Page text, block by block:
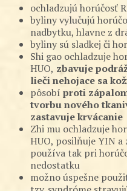
ochladzujú horúčosť
byliny vylučujú
nadbytku, hlavne z
byliny sú sladkej či
Shi gao ochladzuje
HUO, zbavuje
lieči nehojace sa
pôsobí proti
tvorbu nového
zastavuje krvácanie
Zhi mu ochladzuje
HUO, posilňuje YIN a
používa tak pri
nedostatku
možno úspešne